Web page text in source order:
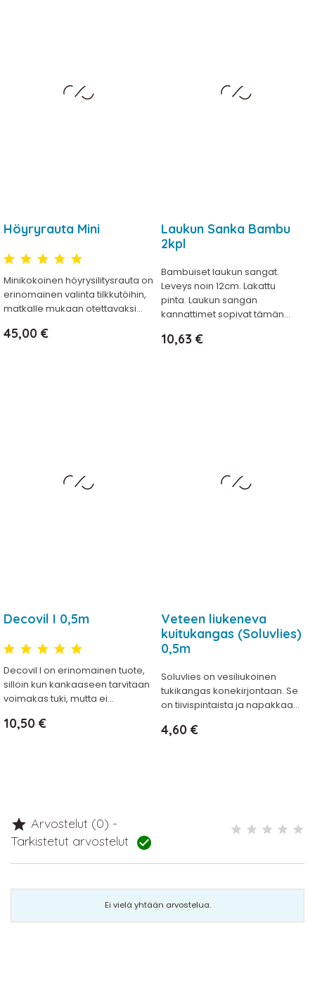
Höyryrauta Mini
Minikokoinen höyrysilitysrauta on
erinomainen valinta tilkkutöihin,
matkalle mukaan otettavaksi...
Hinta
45,00 €
Laukun Sanka Bambu
2kpl
Bambuiset laukun sangat.
Leveys noin 12cm. Lakattu
pinta. Laukun sangan
kannattimet sopivat tämän...
Hinta
10,63 €
Decovil I 0,5m
Decovil I on erinomainen tuote,
silloin kun kankaaseen tarvitaan
voimakas tuki, mutta ei...
Hinta
10,50 €
Veteen liukeneva
kuitukangas (Soluvlies)
0,5m
Soluvlies on vesiliukoinen
tukikangas konekirjontaan. Se
on tiivispintaista ja napakkaa...
Hinta
4,60 €
 Arvostelut (0) -
Tarkistetut arvostelut 
Ei vielä yhtään arvostelua.